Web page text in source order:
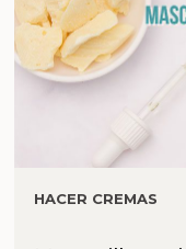
HACER CREMAS